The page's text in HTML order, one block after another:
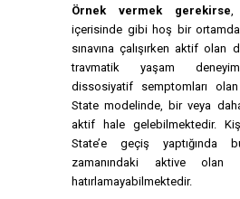
Örnek vermek gerekirse
içerisinde gibi hoş bir
sınavına çalışırken aktif
travmatik yaşam
dissosiyatif semptomları
State modelinde, bir veya
aktif hale gelebilmektedir.
State’e geçiş yaptığında
zamanındaki aktive olan
hatırlamayabilmektedir.